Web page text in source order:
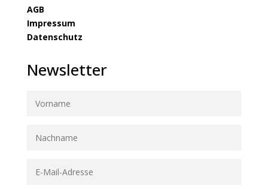
AGB
Impressum
Datenschutz
Newsletter